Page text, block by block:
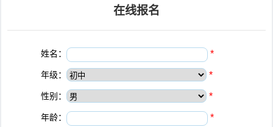
在线报名
姓名： *
年级： *
性别： *
年龄： *